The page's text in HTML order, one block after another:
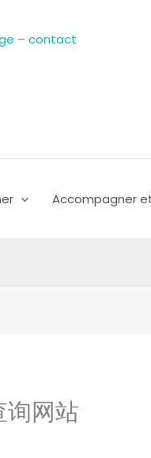
– contact
Accompagner
询网站